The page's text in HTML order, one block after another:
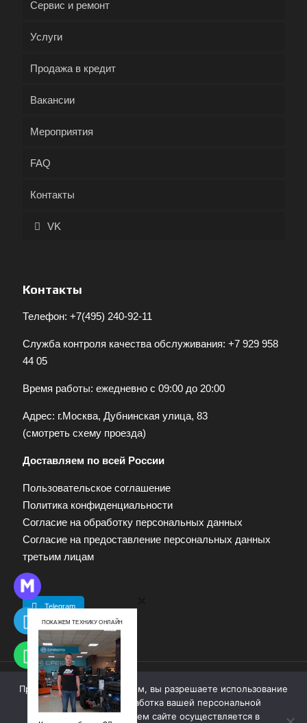
Сервис и ремонт
Услуги
Продажа в кредит
Вакансии
Мероприятия
FAQ
Контакты
VK
Контакты
Телефон: +7(495) 240-92-11
Служба контроля качества обслуживания: +7 929 958
44 05
Время работы: ежедневно с 09:00 до 20:00
Адрес: г.Москва, Дубнинская улица, 83
(смотреть схему проезда)
Доставляем по всей России
Пользовательское соглашение
Политика конфиденциальности
Согласие на обработку персональных данных
Согласие на предоставление персональных данных
третьим лицам
Telegram
© 2009—2025. Квадропарк. Все права защищены.
Материалы, размещенные на сайте, не являются
Продолжая работу с сайтом, вы разрешаете использование
cookie-файлов. Обработка вашей персональной
информации на нашем сайте осуществляется в
ПОКАЖЕМ ТЕХНИКУ ОНЛАЙН